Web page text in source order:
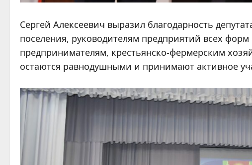
Сергей Алексеевич выразил благодарность
поселения, руководителям предприятий всех
предпринимателям, крестьянско-фермерским
остаются равнодушными и принимают активное